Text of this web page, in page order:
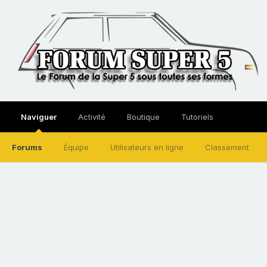
Naviguer
Forums Équipe Utilisateurs en ligne Classement
Activité Boutique Tutoriels